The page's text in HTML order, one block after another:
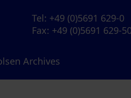
Tel: +49 (0)5691 629-0
Fax: +49 (0)5691 629-
Archives